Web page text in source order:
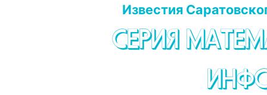
Известия
СЕРИЯ